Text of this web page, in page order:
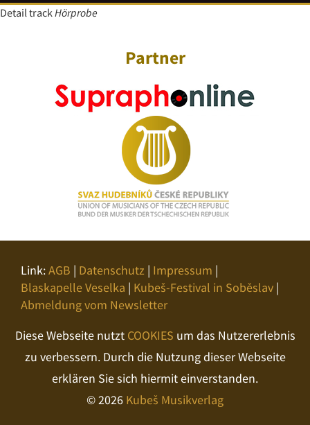
Detail trackHörprobe
Partner
Link:AGB | Datenschutz | Impressum |
Blaskapelle Veselka | Kubeš-Festival in Soběslav |
Abmeldung vom Newsletter
Diese Webseite nutzt COOKIES um das Nutzererlebnis
zu verbessern. Durch die Nutzung dieser Webseite
erklären Sie sich hiermit einverstanden.
© 2026 Kubeš Musikverlag